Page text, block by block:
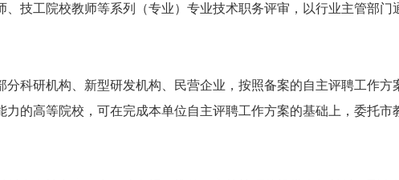
技工院校教师等系列（专业）专业技术职务评审，以行业主管部门
科研机构、新型研发机构、民营企业，按照备案的自主评聘工作方
的高等院校，可在完成本单位自主评聘工作方案的基础上，委托市